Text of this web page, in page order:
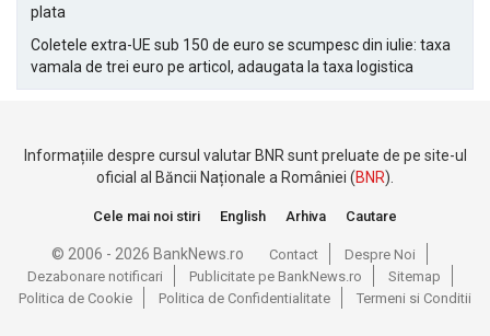
plata
Coletele extra-UE sub 150 de euro se scumpesc din iulie: taxa
vamala de trei euro pe articol, adaugata la taxa logistica
Informațiile despre cursul valutar BNR sunt preluate de pe site-ul
oficial al Băncii Naționale a României (BNR).
Cele mai noi stiri English Arhiva Cautare
© 2006 - 2026 BankNews.ro Contact
Despre Noi
Dezabonare notificari
Publicitate pe BankNews.ro
Sitemap
Politica de Cookie
Politica de Confidentialitate Termeni si Conditii